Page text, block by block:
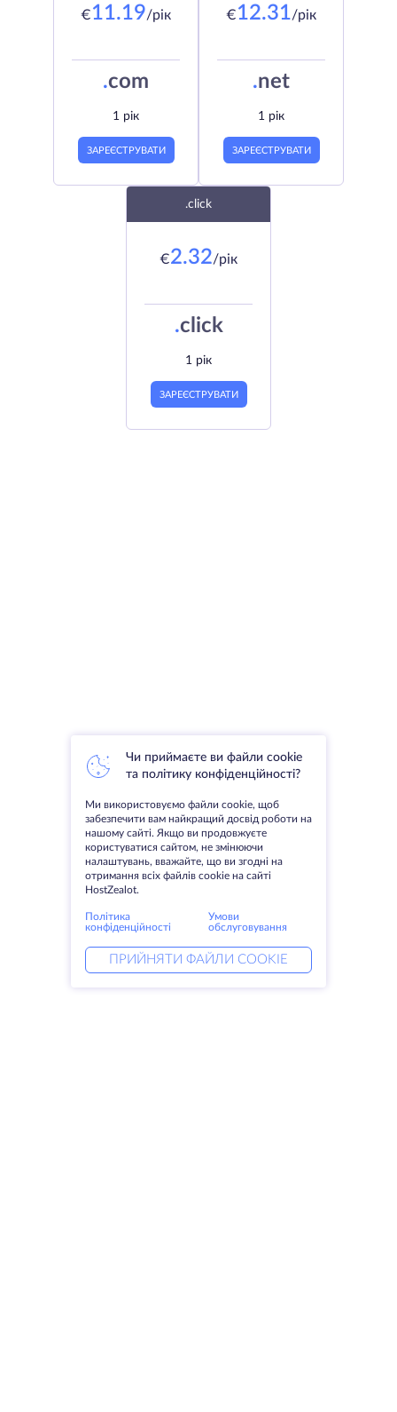
€11.19/рік
.com
1 рік
ЗАРЕЄСТРУВАТИ
€12.31/рік
.net
1 рік
ЗАРЕЄСТРУВАТИ
.click
€2.32/рік
.click
1 рік
ЗАРЕЄСТРУВАТИ
Чи приймаєте ви файли cookie
та політику конфіденційності?
Ми використовуємо файли cookie, щоб
забезпечити вам найкращий досвід роботи на
нашому сайті. Якщо ви продовжуєте
користуватися сайтом, не змінюючи
налаштувань, вважайте, що ви згодні на
отримання всіх файлів cookie на сайті
HostZealot.
Політика
конфіденційності
Умови
обслуговування
ПРИЙНЯТИ ФАЙЛИ COOKIE